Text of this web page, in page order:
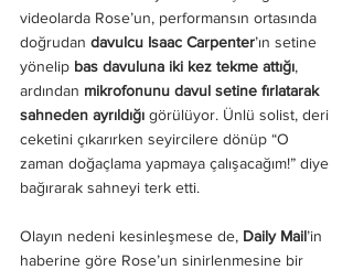
videolarda Rose’un, performansın ortasında
doğrudan davulcu Isaac Carpenter’ın setine
yönelip bas davuluna iki kez tekme attığı,
ardından mikrofonunu davul setine fırlatarak
sahneden ayrıldığı görülüyor. Ünlü solist, deri
ceketini çıkarırken seyircilere dönüp “O
zaman doğaçlama yapmaya çalışacağım!” diye
bağırarak sahneyi terk etti.
Olayın nedeni kesinleşmese de, Daily Mail’in
haberine göre Rose’un sinirlenmesine bir